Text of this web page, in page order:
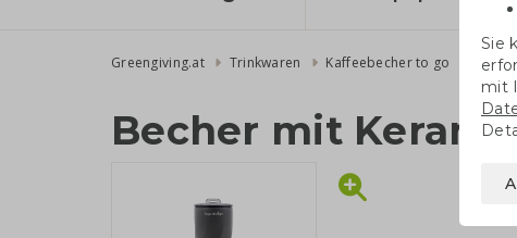
Greengiving.at Trinkwaren Kaffeebecher to go
Becher mit
Sie
mit